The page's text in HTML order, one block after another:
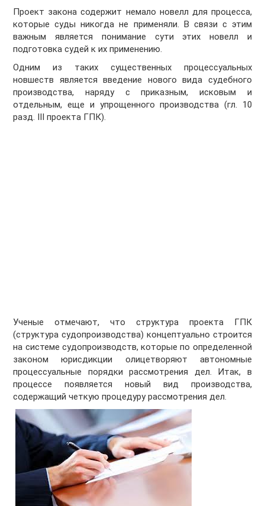
Проект закона содержит немало новелл для процесса,
которые суды никогда не применяли. В связи с этим
важным является понимание сути этих новелл и
подготовка судей к их применению.
Одним из таких существенных процессуальных
новшеств является введение нового вида судебного
производства, наряду с приказным, исковым и
отдельным, еще и упрощенного производства (гл. 10
разд. III проекта ГПК).
Ученые отмечают, что структура проекта ГПК
(структура судопроизводства) концептуально строится
на системе судопроизводств, которые по определенной
законом юрисдикции олицетворяют автономные
процессуальные порядки рассмотрения дел. Итак, в
процессе появляется новый вид производства,
содержащий четкую процедуру рассмотрения дел.